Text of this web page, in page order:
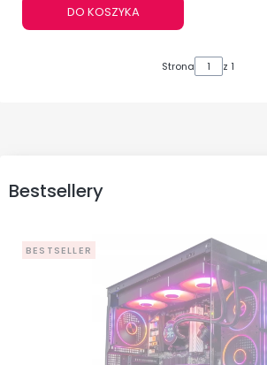
DO KOSZYKA
Strona z 1
Bestsellery
BESTSELLER